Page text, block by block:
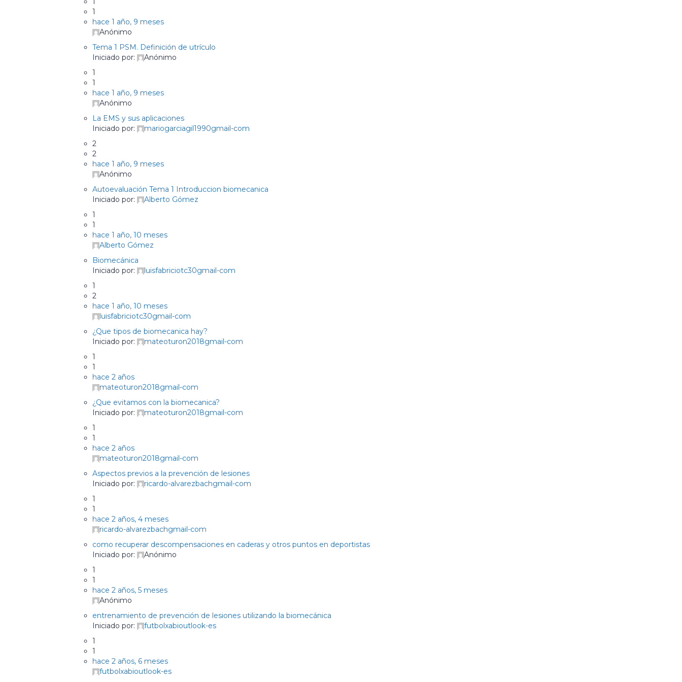
1
hace 1 año, 9 meses
Anónimo
Tema 1 PSM. Definición de utrículo
Iniciado por:
Anónimo
1
1
hace 1 año, 9 meses
Anónimo
La EMS y sus aplicaciones
Iniciado por:
mariogarciagil1990gmail-com
2
2
hace 1 año, 9 meses
Anónimo
Autoevaluación Tema 1 Introduccion biomecanica
Iniciado por:
Alberto Gómez
1
1
hace 1 año, 10 meses
Alberto Gómez
Biomecánica
Iniciado por:
luisfabriciotc30gmail-com
1
2
hace 1 año, 10 meses
luisfabriciotc30gmail-com
¿Que tipos de biomecanica hay?
Iniciado por:
mateoturon2018gmail-com
1
1
hace 2 años
mateoturon2018gmail-com
¿Que evitamos con la biomecanica?
Iniciado por:
mateoturon2018gmail-com
1
1
hace 2 años
mateoturon2018gmail-com
Aspectos previos a la prevención de lesiones
Iniciado por:
ricardo-alvarezbachgmail-com
1
1
hace 2 años, 4 meses
ricardo-alvarezbachgmail-com
como recuperar descompensaciones en caderas y otros puntos en deportistas
Iniciado por:
Anónimo
1
1
hace 2 años, 5 meses
Anónimo
entrenamiento de prevención de lesiones utilizando la biomecánica
Iniciado por:
futbolxabioutlook-es
1
1
hace 2 años, 6 meses
futbolxabioutlook-es